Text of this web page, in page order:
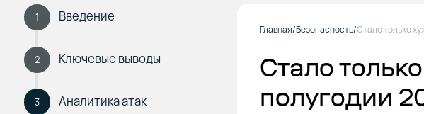
1 Введение
2 Ключевые выводы
3 Аналитика атак
Главная Безопасность
Стало
полугодии